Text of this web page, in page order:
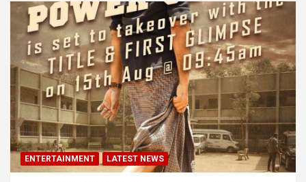
ENTERTAINMENT LATEST NEWS